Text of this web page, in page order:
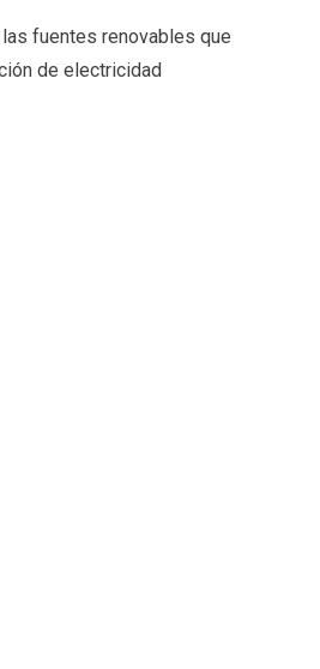
fuentes renovables que
de electricidad